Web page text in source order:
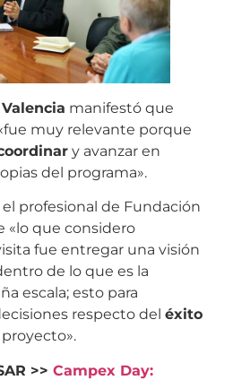
manifestó que
muy relevante porque
y avanzar en
del programa».
profesional de Fundación
«lo que considero
fue entregar una visión
de lo que es la
escala; esto para
respecto del éxito
>> Campex Day: